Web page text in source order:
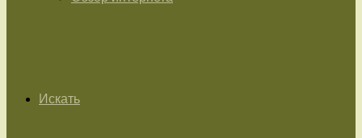
Искать